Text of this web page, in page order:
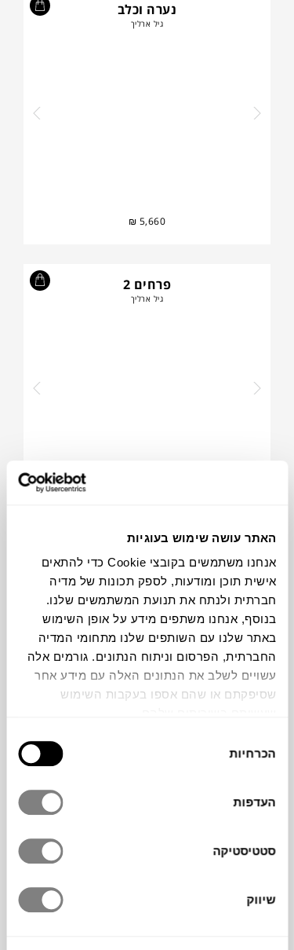
האתר עושה שימוש בעוגיות
אנחנו משתמשים בקובצי Cookie כדי להתאים
אישית תוכן ומודעות, לספק תכונות של מדיה
חברתית ולנתח את תנועת המשתמשים שלנו.
בנוסף, אנחנו משתפים מידע על אופן השימוש
באתר שלנו עם השותפים שלנו מתחומי המדיה
החברתית, הפרסום וניתוח הנתונים. גורמים אלה
עשויים לשלב את הנתונים האלה עם מידע אחר
שסיפקתם או שהם אספו בעקבות השימוש
הסכמה
הכרחיות
העדפות
סטטיסטיקה
שיווק
נערה וכלב
גיל ארליך
₪ 5,660
פרחים 2
גיל ארליך
יעקב
גיל ארליך